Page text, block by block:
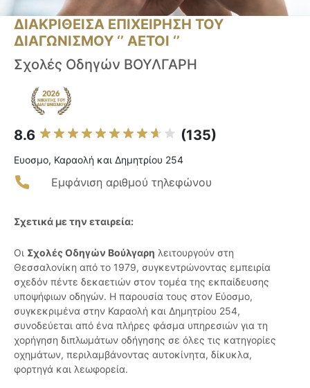
ΔΙΑΚΡΙΘΕΙΣΑ ΕΠΙΧΕΙΡΗΣΗ ΤΟΥ
ΔΙΑΓΩΝΙΣΜΟΥ ‘’ ΑΕΤΟΙ ‘’
Σχολές Οδηγών ΒΟΥΛΓΑΡΗ
8.6 (135)
Ευοσμο, Καραολή και Δημητρίου 254
Εμφάνιση αριθμού τηλεφώνου
Σχετικά με την εταιρεία:
Οι Σχολές Οδηγών Βούλγαρη λειτουργούν στη
Θεσσαλονίκη από το 1979, συγκεντρώνοντας εμπειρία
σχεδόν πέντε δεκαετιών στον τομέα της εκπαίδευσης
υποψήφιων οδηγών. Η παρουσία τους στον Εύοσμο,
συγκεκριμένα στην Καραολή και Δημητρίου 254,
συνοδεύεται από ένα πλήρες φάσμα υπηρεσιών για τη
χορήγηση διπλωμάτων οδήγησης σε όλες τις κατηγορίες
οχημάτων, περιλαμβάνοντας αυτοκίνητα, δίκυκλα,
φορτηγά και λεωφορεία.